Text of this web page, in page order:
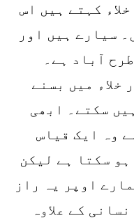
کہتے ہیں اس
سیارے ہیں اور
آباد ہے۔
خلاء میں بسنے
سکتے۔ ابھی
وہ ایک قیاس
سکتا ہے لیکن
اوپر یہ راز
کے علاوہ